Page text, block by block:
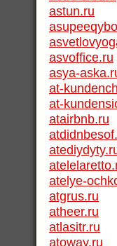
astun.ru
asvoffice.ru
asya-
at-
at-
atairbnb.ru
atelye-
atgrus.ru
atheer.ru
atlasitr.ru
atoway.ru